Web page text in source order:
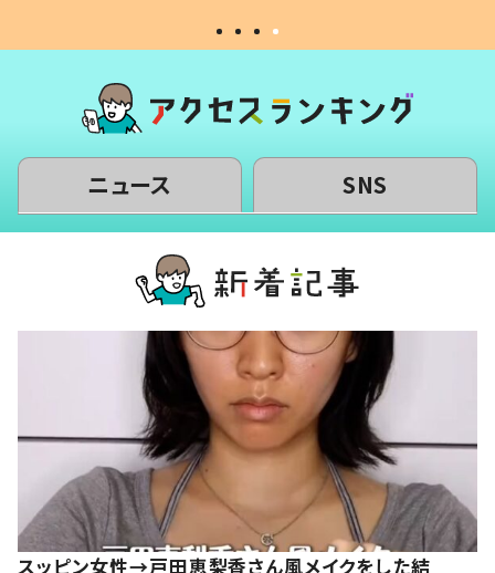
ニュース SNS
スッピン女性→戸田恵梨香さん風メイクをした結